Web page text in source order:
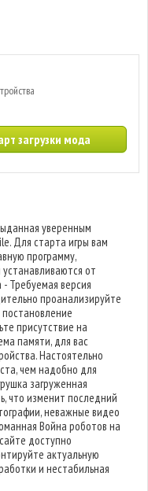
загрузки мода
уверенным
Для старта игры вам
программу,
от
Требуемая версия
проанализируйте
присутствие на
памяти, для вас
Настоятельно
чем надобно для
загруженная
что изменит последний
неважные видео
Война роботов на
доступно
актуальную
и нестабильная